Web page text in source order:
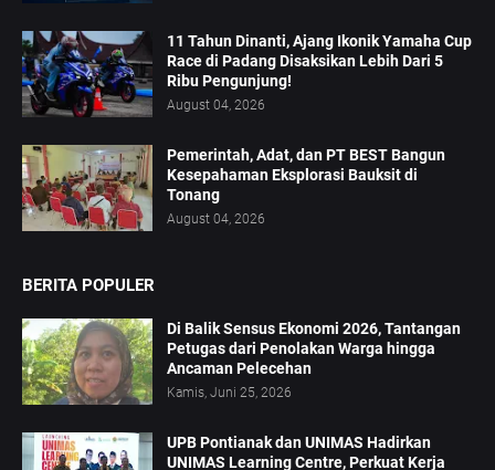
11 Tahun Dinanti, Ajang Ikonik Yamaha Cup
Race di Padang Disaksikan Lebih Dari 5
Ribu Pengunjung!
August 04, 2026
Pemerintah, Adat, dan PT BEST Bangun
Kesepahaman Eksplorasi Bauksit di
Tonang
August 04, 2026
BERITA POPULER
Di Balik Sensus Ekonomi 2026, Tantangan
Petugas dari Penolakan Warga hingga
Ancaman Pelecehan
Kamis, Juni 25, 2026
UPB Pontianak dan UNIMAS Hadirkan
UNIMAS Learning Centre, Perkuat Kerja